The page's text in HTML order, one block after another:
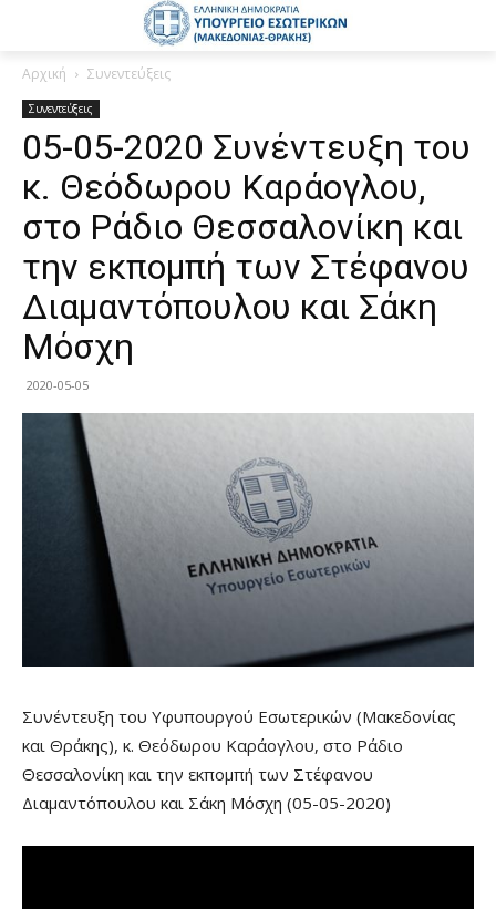
Αρχική Συνεντεύξεις
Συνεντεύξεις
05-05-2020 Συνέντευξη του
κ. Θεόδωρου Καράογλου,
στο Ράδιο Θεσσαλονίκη και
την εκπομπή των Στέφανου
Διαμαντόπουλου και Σάκη
Μόσχη
2020-05-05
Συνέντευξη του Υφυπουργού Εσωτερικών (Μακεδονίας
και Θράκης), κ. Θεόδωρου Καράογλου, στο Ράδιο
Θεσσαλονίκη και την εκπομπή των Στέφανου
Διαμαντόπουλου και Σάκη Μόσχη (05-05-2020)